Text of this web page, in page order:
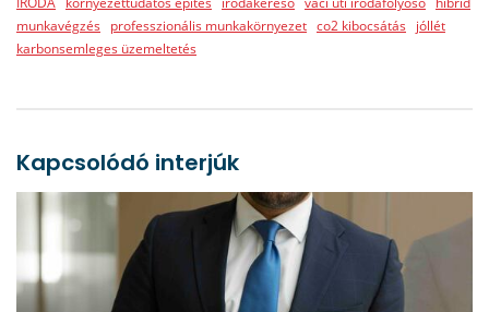
munkavégzés
professzionális munkakörnyezet co2 kibocsátás
jóllét
karbonsemleges üzemeltetés
Kapcsolódó interjúk